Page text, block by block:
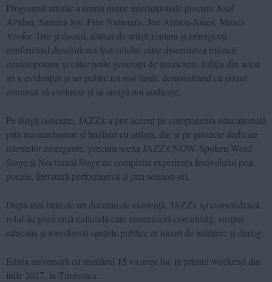
Programul artistic a reunit nume internaționale precum Asaf
Avidan, Samara Joy, Free Nationals, Joe Armon-Jones, Moses
Yoofee Trio și daoud, alături de artiști români și emergenți,
confirmând deschiderea festivalului către diversitatea muzicii
contemporane și către noile generații de muzicieni. Ediția din acest
an a evidențiat și un public tot mai tânăr, demonstrând că jazzul
continuă să evolueze și să atragă noi audiențe.
Pe lângă concerte, JAZZx a pus accent pe componenta educațională
prin masterclassuri și întâlniri cu artiștii, dar și pe proiecte dedicate
talentelor emergente, precum scena JAZZx NOW. Spoken Word
Stage și Nocturnal Stage au completat experiența festivalului prin
poezie, literatură performativă și jam session-uri.
După mai bine de un deceniu de existență, JAZZx își consolidează
rolul de platformă culturală care conectează comunități, susține
educația și transformă spațiile publice în locuri de întâlnire și dialog.
Ediția aniversară cu numărul 15 va avea loc în primul weekend din
iulie 2027, la Timișoara.